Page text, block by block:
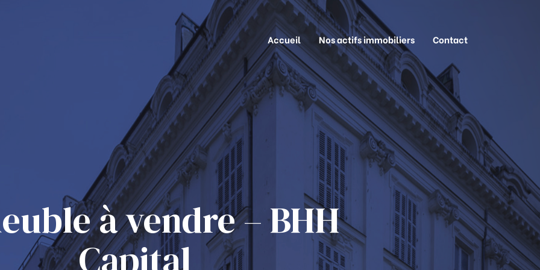
Accueil Nos actifs immobiliers Contact
à vendre – BHH
Capital